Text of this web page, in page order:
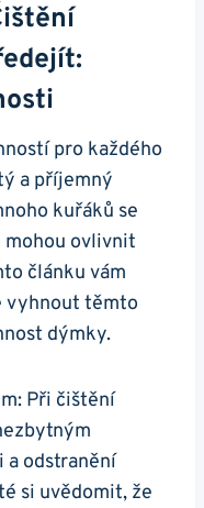
pro každého
a příjemný
kuřáků se
ovlivnit
článku vám
vyhnout těmto
dýmky.
Při čištění
a odstranění
si uvědomit, že